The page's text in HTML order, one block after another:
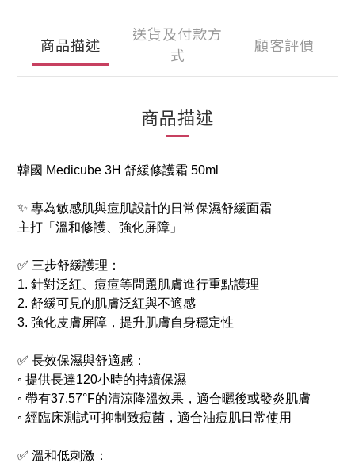
商品描述
送貨及付款方
式
顧客評價
商品描述
韓國 Medicube 3H 舒緩修護霜 50ml
✨ 專為敏感肌與痘肌設計的日常保濕舒緩面霜
主打「溫和修護、強化屏障」
✅ 三步舒緩護理：
1. 針對泛紅、痘痘等問題肌膚進行重點護理
2. 舒緩可見的肌膚泛紅與不適感
3. 強化皮膚屏障，提升肌膚自身穩定性
✅ 長效保濕與舒適感：
◦ 提供長達120小時的持續保濕
◦ 帶有37.57°F的清涼降溫效果，適合曬後或發炎肌膚
◦ 經臨床測試可抑制致痘菌，適合油痘肌日常使用
✅ 溫和低刺激：